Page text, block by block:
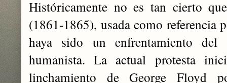
Históricamente no es tan cierto
(1861-1865), ‎usada como referencia
haya sido un enfrentamiento
humanista. La actual protesta
linchamiento de George Floyd